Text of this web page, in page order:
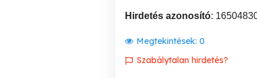
Hirdetés azonosító:
Megtekintések: 0
Szabálytalan hirdetés?